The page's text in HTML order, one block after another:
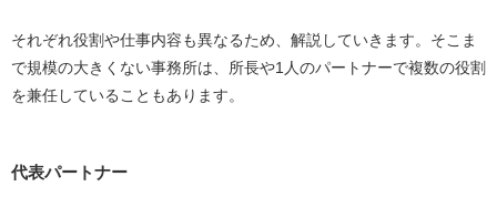
それぞれ役割や仕事内容も異なるため、解説していきます。そこま
で規模の大きくない事務所は、所長や1人のパートナーで複数の役割
を兼任していることもあります。
代表パートナー